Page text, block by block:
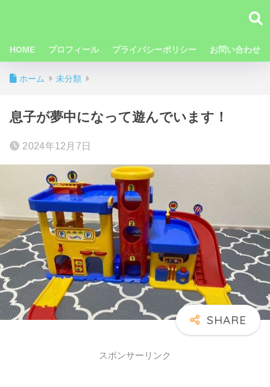
HOME プロフィール プライバシーポリシー お問い合わせ
ホーム 未分類
息子が夢中になって遊んでいます！
2024年12月7日
スポンサーリンク